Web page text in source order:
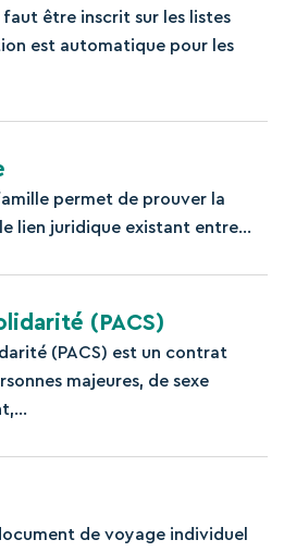
être inscrit sur les listes
est automatique pour les
permet de prouver la
lien juridique existant entre...
(PACS)
(PACS) est un contrat
majeures, de sexe
de voyage individuel